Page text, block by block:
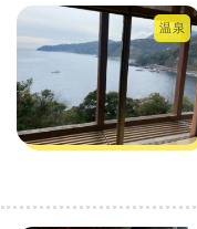
温泉